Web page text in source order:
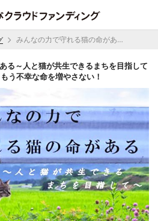
みんなの力で守れる猫の命がある～人と猫が共生できるまちを目指して～「TNR応援プロジェクト」もう不幸な命を増やさない！
る～人と猫が共生できるまちを目指して
う不幸な命を増やさない！